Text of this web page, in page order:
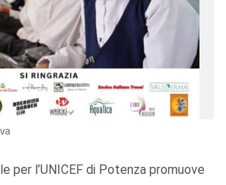
per l’UNICEF di Potenza promuove